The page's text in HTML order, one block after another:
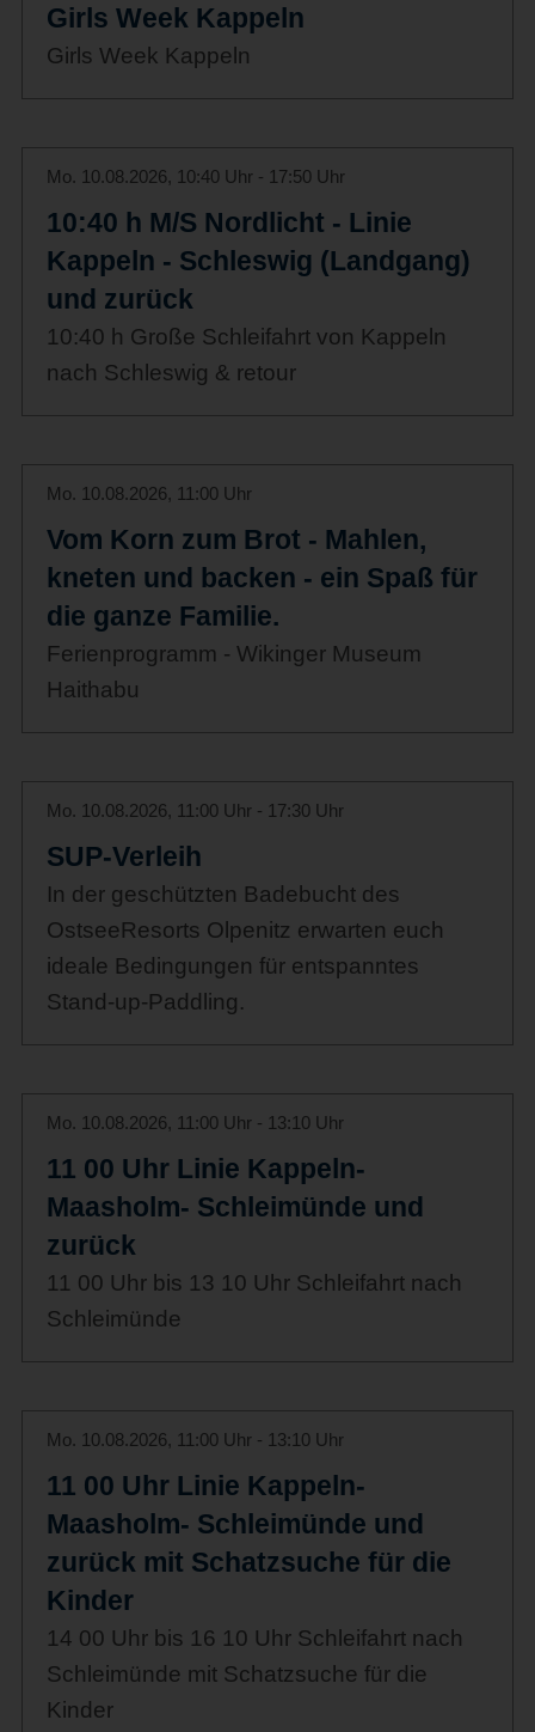
Girls Week Kappeln
Girls Week Kappeln
Mo. 10.08.2026, 10:40 Uhr - 17:50 Uhr
10:40 h M/S Nordlicht - Linie
Kappeln - Schleswig (Landgang)
und zurück
10:40 h Große Schleifahrt von Kappeln
nach Schleswig & retour
Mo. 10.08.2026, 11:00 Uhr
Vom Korn zum Brot - Mahlen,
kneten und backen - ein Spaß für
die ganze Familie.
Ferienprogramm - Wikinger Museum
Haithabu
Mo. 10.08.2026, 11:00 Uhr - 17:30 Uhr
SUP-Verleih
In der geschützten Badebucht des
OstseeResorts Olpenitz erwarten euch
ideale Bedingungen für entspanntes
Stand-up-Paddling.
Mo. 10.08.2026, 11:00 Uhr - 13:10 Uhr
11 00 Uhr Linie Kappeln-
Maasholm- Schleimünde und
zurück
11 00 Uhr bis 13 10 Uhr Schleifahrt nach
Schleimünde
Mo. 10.08.2026, 11:00 Uhr - 13:10 Uhr
11 00 Uhr Linie Kappeln-
Maasholm- Schleimünde und
zurück mit Schatzsuche für die
Kinder
14 00 Uhr bis 16 10 Uhr Schleifahrt nach
Schleimünde mit Schatzsuche für die
Kinder